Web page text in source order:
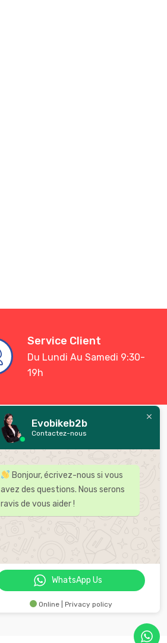
Service Client
Du Lundi Au Samedi 9:30-
19h
Bienvenue chez Evobike,
distributeur leader des
accessoires et pièces pour moto
au Maroc .
Evobikeb2b
Contactez-nous
Bonjour, écrivez-nous si vous
avez des questions. Nous serons
ravis de vous aider !
WhatsApp Us
Online | Privacy policy